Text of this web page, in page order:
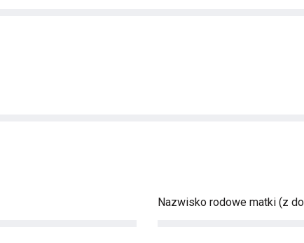
Nazwisko rodowe matki (z